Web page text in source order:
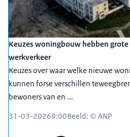
Keuzes woningbouw hebben
werkverkeer
Keuzes over waar welke nieuwe
kunnen forse verschillen
bewoners van en ...
31-03-20269:00Beeld: © ANP